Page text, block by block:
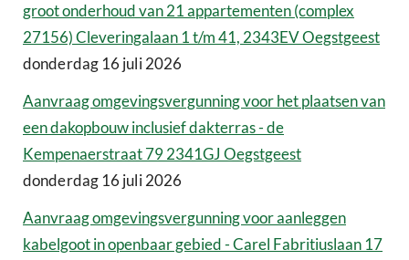
groot onderhoud van 21 appartementen (complex
27156) Cleveringalaan 1 t/m 41, 2343EV Oegstgeest
donderdag 16 juli 2026
Aanvraag omgevingsvergunning voor het plaatsen van
een dakopbouw inclusief dakterras - de
Kempenaerstraat 79 2341GJ Oegstgeest
donderdag 16 juli 2026
Aanvraag omgevingsvergunning voor aanleggen
kabelgoot in openbaar gebied - Carel Fabritiuslaan 17